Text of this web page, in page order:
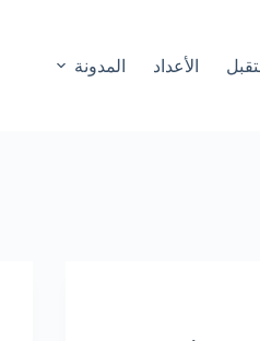
الأعداد المدونة